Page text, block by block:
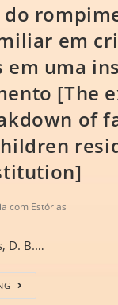
do
em
em uma
[The
of
com Estórias
D. B.…